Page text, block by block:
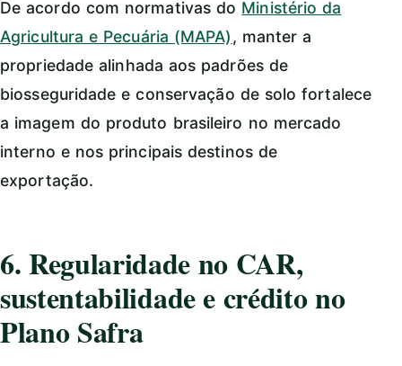
De acordo com normativas do Ministério da
Agricultura e Pecuária (MAPA), manter a
propriedade alinhada aos padrões de
biosseguridade e conservação de solo fortalece
a imagem do produto brasileiro no mercado
interno e nos principais destinos de
exportação.
6. Regularidade no CAR,
sustentabilidade e crédito no
Plano Safra